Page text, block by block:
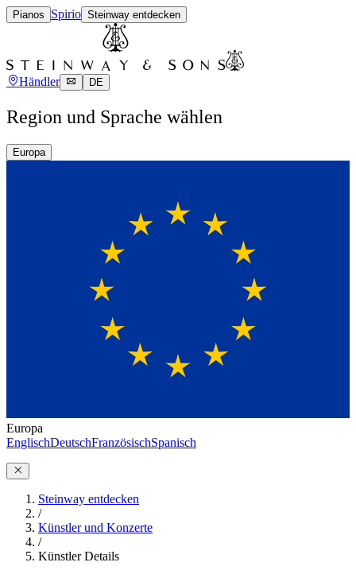
Pianos Spirio Steinway entdecken
Händler DE
Region und Sprache wählen
Europa
Europa
EnglischDeutschFranzösischSpanisch
Steinway entdecken
/
Künstler und Konzerte
/
Künstler Details